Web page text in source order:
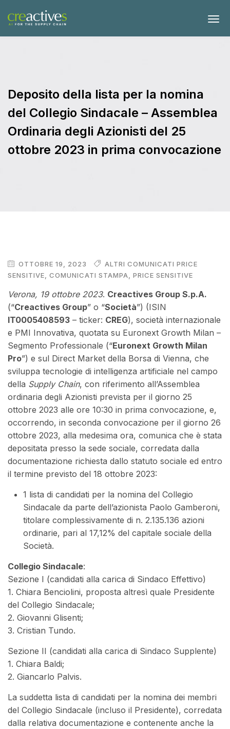
Deposito della lista per la nomina
del Collegio Sindacale – Assemblea
Ordinaria degli Azionisti del 25
ottobre 2023 in prima convocazione
OTTOBRE 19, 2023
ALTRI COMUNICATI PRICE
SENSITIVE, COMUNICATI STAMPA, PRICE SENSITIVE
Verona, 19 ottobre 2023. Creactives Group S.p.A.
(“Creactives Group” o “Società”) (ISIN
IT0005408593 – ticker: CREG), società internazionale
e PMI Innovativa, quotata su Euronext Growth Milan –
Segmento Professionale (“Euronext Growth Milan
Pro”) e sul Direct Market della Borsa di Vienna, che
sviluppa tecnologie di intelligenza artificiale nel campo
della Supply Chain, con riferimento all’Assemblea
ordinaria degli Azionisti prevista per il giorno 25
ottobre 2023 alle ore 10:30 in prima convocazione, e,
occorrendo, in seconda convocazione per il giorno 26
ottobre 2023, alla medesima ora, comunica che è stata
depositata presso la sede sociale, corredata dalla
documentazione richiesta dallo statuto sociale ed entro
il termine previsto del 18 ottobre 2023:
1 lista di candidati per la nomina del Collegio
Sindacale da parte dell’azionista Paolo Gamberoni,
titolare complessivamente di n. 2.135.136 azioni
ordinarie, pari al 17,12% del capitale sociale della
Società.
Collegio Sindacale:
Sezione I (candidati alla carica di Sindaco Effettivo)
1. Chiara Benciolini, proposta altresì quale Presidente
del Collegio Sindacale;
2. Giovanni Glisenti;
3. Cristian Tundo.
Sezione II (candidati alla carica di Sindaco Supplente)
1. Chiara Baldi;
2. Giancarlo Palvis.
La suddetta lista di candidati per la nomina dei membri
del Collegio Sindacale (incluso il Presidente), corredata
dalla relativa documentazione e contenente anche la